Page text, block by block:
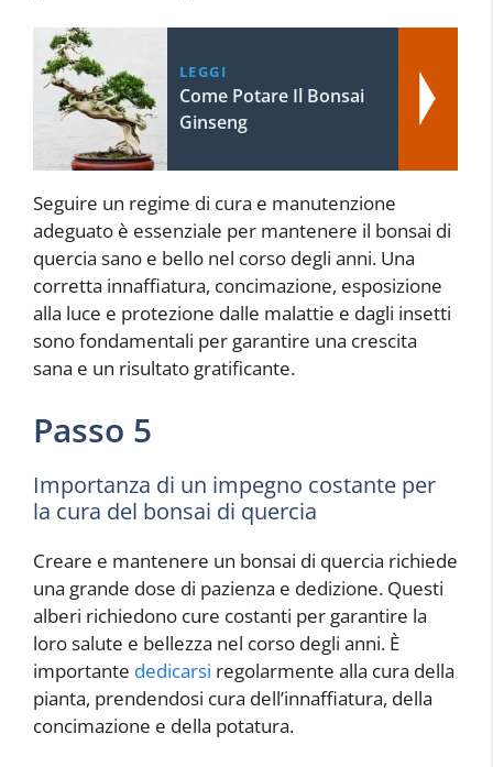
LEGGI
Come Potare Il Bonsai
Ginseng
Seguire un regime di cura e manutenzione
adeguato è essenziale per mantenere il bonsai di
quercia sano e bello nel corso degli anni. Una
corretta innaffiatura, concimazione, esposizione
alla luce e protezione dalle malattie e dagli insetti
sono fondamentali per garantire una crescita
sana e un risultato gratificante.
Passo 5
Importanza di un impegno costante per
la cura del bonsai di quercia
Creare e mantenere un bonsai di quercia richiede
una grande dose di pazienza e dedizione. Questi
alberi richiedono cure costanti per garantire la
loro salute e bellezza nel corso degli anni. È
importante dedicarsi regolarmente alla cura della
pianta, prendendosi cura dell’innaffiatura, della
concimazione e della potatura.